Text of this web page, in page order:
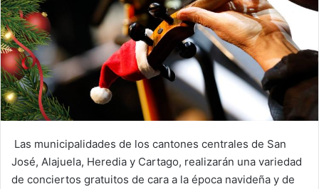
Las municipalidades de los cantones centrales de San
José, Alajuela, Heredia y Cartago, realizarán una variedad
de conciertos gratuitos de cara a la época navideña y de